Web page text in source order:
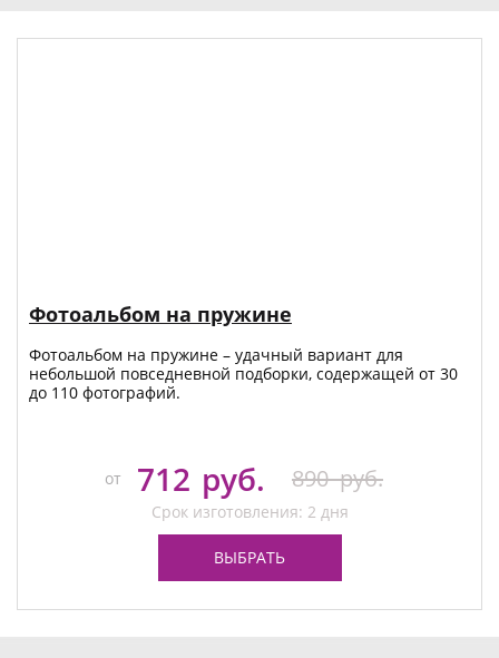
Фотоальбом на пружине
Фотоальбом на пружине – удачный вариант для
небольшой повседневной подборки, содержащей от 30
до 110 фотографий.
от 712 руб. 890 руб.
Срок изготовления: 2 дня
ВЫБРАТЬ